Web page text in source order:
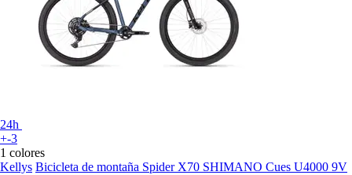
24h
+-3
1 colores
Kellys Bicicleta de montaña Spider X70 SHIMANO Cues U4000 9V